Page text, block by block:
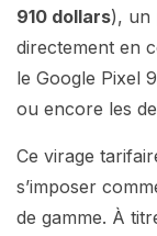
910 dollars), un
directement en
le Google Pixel
ou encore les
Ce virage
s’imposer
de gamme. À